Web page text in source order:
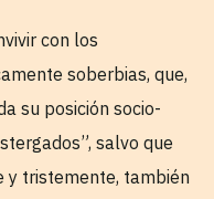
con los
soberbias, que,
su posición socio-
salvo que
y tristemente, también